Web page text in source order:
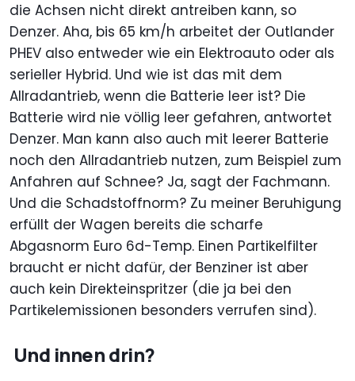
die Achsen nicht direkt antreiben kann, so
Denzer. Aha, bis 65 km/h arbeitet der Outlander
PHEV also entweder wie ein Elektroauto oder als
serieller Hybrid. Und wie ist das mit dem
Allradantrieb, wenn die Batterie leer ist? Die
Batterie wird nie völlig leer gefahren, antwortet
Denzer. Man kann also auch mit leerer Batterie
noch den Allradantrieb nutzen, zum Beispiel zum
Anfahren auf Schnee? Ja, sagt der Fachmann.
Und die Schadstoffnorm? Zu meiner Beruhigung
erfüllt der Wagen bereits die scharfe
Abgasnorm Euro 6d-Temp. Einen Partikelfilter
braucht er nicht dafür, der Benziner ist aber
auch kein Direkteinspritzer (die ja bei den
Partikelemissionen besonders verrufen sind).
Und innen drin?